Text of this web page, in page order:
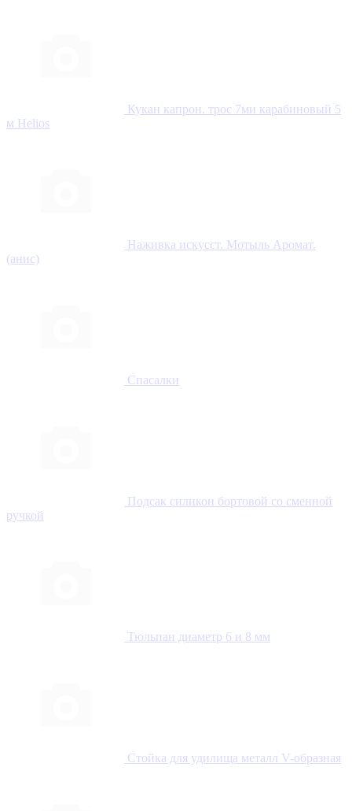
Кукан капрон. трос 7ми карабиновый 5
м Helios
Наживка искусст. Мотыль Аромат.
(анис)
Спасалки
Подсак силикон бортовой со сменной
ручкой
Тюльпан диаметр 6 и 8 мм
Стойка для удилища металл V-образная